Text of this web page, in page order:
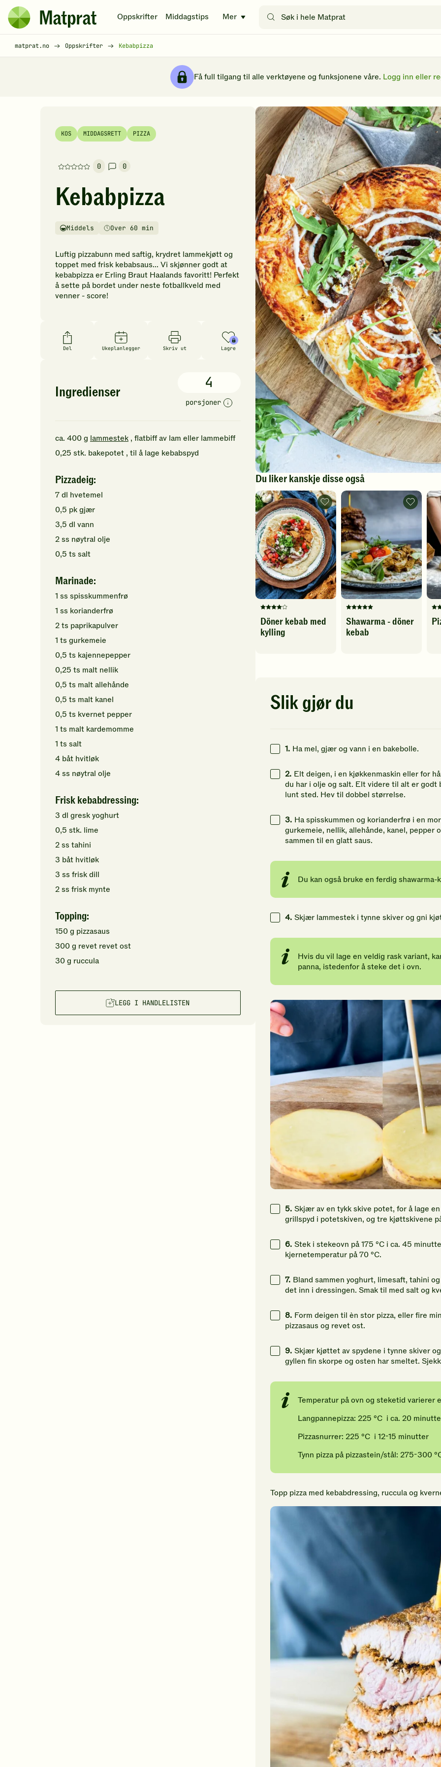
Hopp til hovedinnhold
Matprat
hjemmeside
Oppskrifter Middagstips Mer
etter
matprat.no Oppskrifter Kebabpizza
Få full tilgang til alle verktøyene og funksjonene våre. Logg inn eller
KOS MIDDAGSRETT PIZZA
0
Denne
har
foreløpig
vurderinger.
første
til
å
vurdere
denne
0
Kebabpizza
Vanskelighetsgrad
Middels
TilberedningstidOver 60 min
Luftig pizzabunn med saftig, krydret lammekjøtt og
toppet med frisk kebabsaus... Vi skjønner godt at
kebabpizza er Erling Braut Haalands favoritt! Perfekt
å sette på bordet under neste fotballkveld med
venner - score!
Del Ukeplanlegger Skriv ut Lagre
Ingredienser
4
porsjoner
ca. 400g lammestek , flatbiff av lam eller lammebiff
0,25 stk. bakepotet , til å lage kebabspyd
Pizzadeig:
7dl hvetemel
0,5 pkgjær
3,5 dl vann
2ss nøytral olje
0,5 ts salt
Marinade:
1 ss spisskummenfrø
1 ss korianderfrø
2ts paprikapulver
1 ts gurkemeie
0,5 ts kajennepepper
0,25 ts malt nellik
0,5 ts malt allehånde
0,5 ts malt kanel
0,5 ts kvernet pepper
1 ts malt kardemomme
1 ts salt
4 båt hvitløk
4ss nøytral olje
Frisk kebabdressing:
3 dl gresk yoghurt
0,5 stk. lime
2ss tahini
3 båt hvitløk
3 ss frisk dill
2ss frisk mynte
Topping:
150g pizzasaus
300g revet revet ost
30g ruccula
LEGG I HANDLELISTEN
Du liker kanskje disse også
Denne
oppskriften
har
Klikk
vurdering.
Döner kebab med
kylling
Döner
kebab
med
kylling
-
legg
til
favoritter
Denne
oppskriften
har
for
vurdering.
Shawarma - döner
kebab
Shawarma
-
kebab
legg
til
favoritter
Slik gjør du
1. Ha mel, gjær og vann i en bakebolle.
2. Elt deigen, i en kjøkkenmaskin eller for
du har i olje og salt. Elt videre til alt er
lunt sted. Hev til dobbel størrelse.
3. Ha spisskummen og korianderfrø i en
gurkemeie, nellik, allehånde, kanel, pepper
sammen til en glatt saus.
Du kan også bruke en ferdig
4. Skjær lammestek i tynne skiver og gni
Hvis du vil lage en veldig rask variant,
panna, istedenfor å steke det i ovn.
5. Skjær av en tykk skive potet, for å lage
grillspyd i potetskiven, og tre kjøttskivene
6. Stek i stekeovn på 175 °C i ca. 45
kjernetemperatur på 70 °C.
7. Bland sammen yoghurt, limesaft, tahini
det inn i dressingen. Smak til med salt og
8. Form deigen til èn stor pizza, eller fire
pizzasaus og revet ost.
9. Skjær kjøttet av spydene i tynne skiver
gyllen fin skorpe og osten har smeltet.
Temperatur på ovn og steketid varierer
Langpannepizza: 225 °C i ca. 20
Pizzasnurrer: 225 °C i 12-15 minutter
Tynn pizza på pizzastein/stål: 275-300
Topp pizza med kebabdressing, ruccula og